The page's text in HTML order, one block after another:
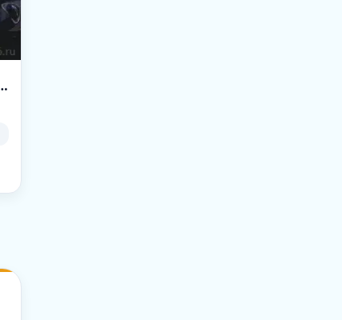
XP 06-10PM EET